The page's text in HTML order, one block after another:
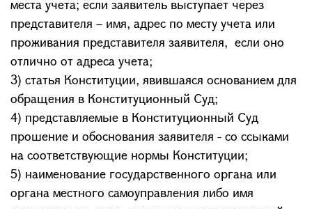
места учета; если заявитель выступает через
представителя – имя, адрес по месту учета или
проживания представителя заявителя, если оно
отлично от адреса учета;
3) статья Конституции, явившаяся основанием для
обращения в Конституционный Суд;
4) представляемые в Конституционный Суд
прошение и обоснования заявителя - со ссыками
на соответствующие нормы Конституции;
5) наименование государственного органа или
органа местного самоуправления либо имя